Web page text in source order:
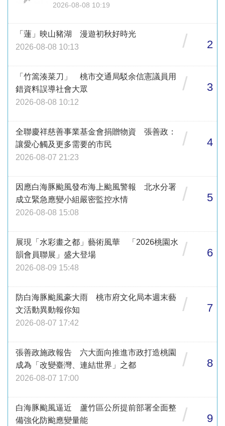
2026-08-08 10:19
「蓮」映山豬湖 漫遊初秋好時光
2026-08-08 10:13
/ 2
「竹篙湊菜刀」 桃市交通局駁余信憲議員用
錯資料誤導社會大眾
2026-08-08 10:12
/ 3
全聯慶祥慈善事業基金會捐贈物資 張善政：
讓愛心觸及更多需要的市民
2026-08-07 21:23
/ 4
因應白海豚颱風發布海上颱風警報 北水分署
成立緊急應變小組嚴密監控水情
2026-08-08 15:08
/ 5
展現「水彩畫之都」藝術風華 「2026桃園水
韻會員聯展」盛大登場
2026-08-09 15:48
/ 6
防白海豚颱風豪大雨 桃市府文化局本週末藝
文活動異動報你知
2026-08-07 17:42
/ 7
張善政施政報告 六大面向推進市政打造桃園
成為「改變臺灣、連結世界」之都
2026-08-07 17:00
/ 8
白海豚颱風逼近 蘆竹區公所提前部署全面整
備強化防颱應變量能
/ 9